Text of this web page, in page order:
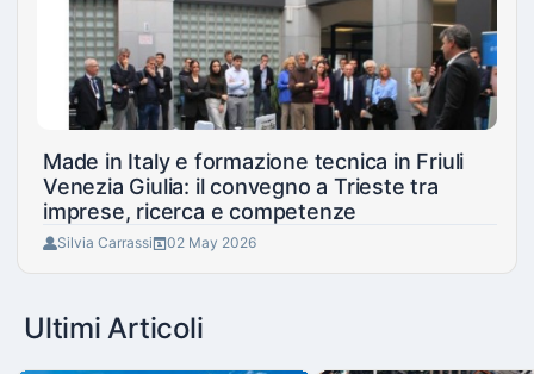
Made in Italy e formazione tecnica in Friuli
Venezia Giulia: il convegno a Trieste tra
imprese, ricerca e competenze
Silvia Carrassi 02 May 2026
Ultimi Articoli